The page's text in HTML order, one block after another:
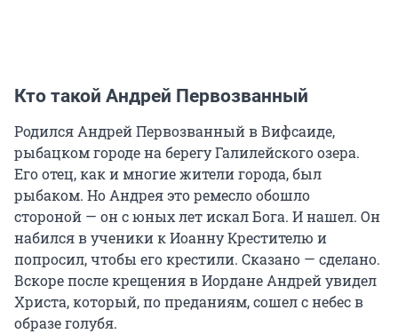
Кто такой Андрей Первозванный
Родился Андрей Первозванный в Вифсаиде,
рыбацком городе на берегу Галилейского озера.
Его отец, как и многие жители города, был
рыбаком. Но Андрея это ремесло обошло
стороной — он с юных лет искал Бога. И нашел. Он
набился в ученики к Иоанну Крестителю и
попросил, чтобы его крестили. Сказано — сделано.
Вскоре после крещения в Иордане Андрей увидел
Христа, который, по преданиям, сошел с небес в
образе голубя.